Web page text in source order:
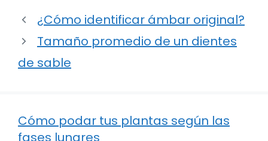
¿Cómo identificar ámbar original?
Tamaño promedio de un dientes
de sable
Cómo podar tus plantas según las
fases lunares